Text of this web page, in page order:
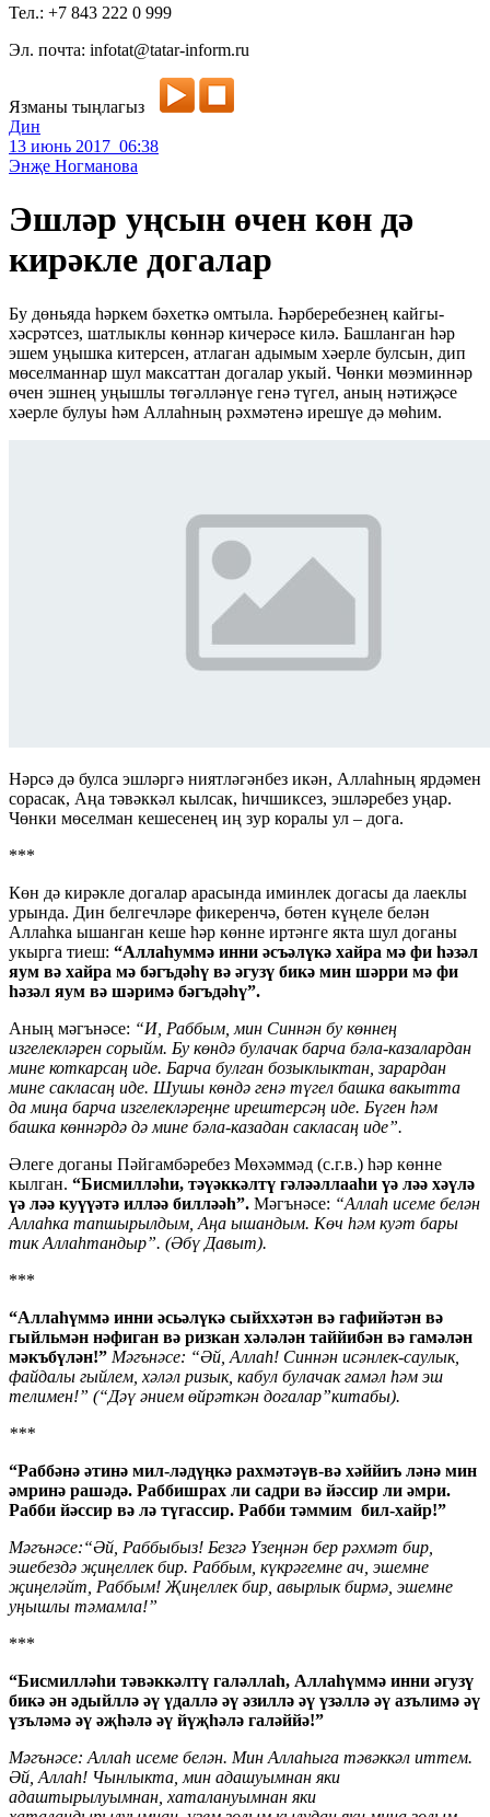
Тел.: +7 843 222 0 999
Эл. почта: infotat@tatar-inform.ru
Язманы тыңлагыз
Дин
13 июнь 2017 06:38
Энҗе Ногманова
Эшләр уңсын өчен көн дә
кирәкле догалар
Бу дөньяда һәркем бәхеткә омтыла. Һәрберебезнең кайгы-
хәсрәтсез, шатлыклы көннәр кичерәсе килә. Башланган һәр
эшем уңышка китерсен, атлаган адымым хәерле булсын, дип
мөселманнар шул максаттан догалар укый. Чөнки мөэминнәр
өчен эшнең уңышлы төгәлләнүе генә түгел, аның нәтиҗәсе
хәерле булуы һәм Аллаһның рәхмәтенә ирешүе дә мөһим.
Нәрсә дә булса эшләргә ниятләгәнбез икән, Аллаһның ярдәмен
сорасак, Аңа тәвәккәл кылсак, һичшиксез, эшләребез уңар.
Чөнки мөселман кешесенең иң зур коралы ул – дога.
***
Көн дә кирәкле догалар арасында иминлек догасы да лаеклы
урында. Дин белгечләре фикеренчә, бөтен күңеле белән
Аллаһка ышанган кеше һәр көнне иртәнге якта шул доганы
укырга тиеш: “Аллаһуммә инни әсъәлүкә хайра мә фи һәзәл
яум вә хайра мә бәгъдәһү вә әгузү бикә мин шәрри мә фи
һәзәл яум вә шәримә бәгъдәһү”.
Аның мәгънәсе: “И, Раббым, мин Синнән бу көннең
изгелекләрен сорыйм. Бу көндә булачак барча бәла-казалардан
мине коткарсаң иде. Барча булган бозыклыктан, зарардан
мине сакласаң иде. Шушы көндә генә түгел башка вакытта
да миңа барча изгелекләреңне ирештерсәң иде. Бүген һәм
башка көннәрдә дә мине бәла-казадан сакласаң иде”.
Әлеге доганы Пәйгамбәребез Мөхәммәд (с.г.в.) һәр көнне
кылган. “Бисмилләһи, тәүәккәлтү гәләәллааһи үә ләә хәүлә
үә ләә куүүәтә илләә билләәһ”. Мәгънәсе: “Аллаһ исеме белән
Аллаһка тапшырылдым, Аңа ышандым. Көч һәм куәт бары
тик Аллаһтандыр”. (Әбү Давыт).
***
“Аллаһүммә инни әсьәлүкә сыйххәтән вә гафийәтән вә
гыйльмән нәфиган вә ризкан хәләлән таййибән вә гамәлән
мәкъбүлән!” Мәгънәсе: “Әй, Аллаһ! Синнән исәнлек-саулык,
файдалы гыйлем, хәләл ризык, кабул булачак гамәл һәм эш
телимен!” (“Дәү әнием өйрәткән догалар”китабы).
***
“Раббәнә әтинә мил-ләдүңкә рахмәтәүв-вә хәййиъ ләнә мин
әмринә рашәдә. Раббишрах ли садри вә йәссир ли әмри.
Рабби йәссир вә лә түгассир. Рабби тәммим бил-хайр!”
Мәгънәсе:“Әй, Раббыбыз! Безгә Үзеңнән бер рәхмәт бир,
эшебездә җиңеллек бир. Раббым, күкрәгемне ач, эшемне
җиңеләйт, Раббым! Җиңеллек бир, авырлык бирмә, эшемне
уңышлы тәмамла!”
***
“Бисмилләһи тәвәккәлтү галәллаһ, Аллаһүммә инни әгузү
бикә ән әдыйллә әү үдаллә әү әзиллә әү үзәллә әү азълимә әү
үзъләмә әү әҗһәлә әү йүҗһәлә галәййә!”
Мәгънәсе: Аллаһ исеме белән. Мин Аллаһыга тәвәккәл иттем.
Әй, Аллаһ! Чынлыкта, мин адашуымнан яки
адаштырылуымнан, хаталануымнан яки